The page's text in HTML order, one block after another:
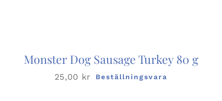
Monster Dog Sausage Turkey 80 g
25,00 kr Beställningsvara